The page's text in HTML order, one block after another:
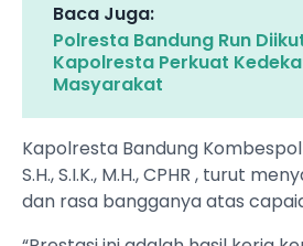
Baca Juga:
Polresta Bandung Run
Kapolresta Perkuat
Masyarakat
Kapolresta Bandung
S.H., S.I.K., M.H., CPHR , turut
dan rasa bangganya atas